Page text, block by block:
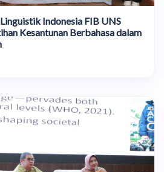
Indonesia FIB UNS
Kesantunan Berbahasa dalam